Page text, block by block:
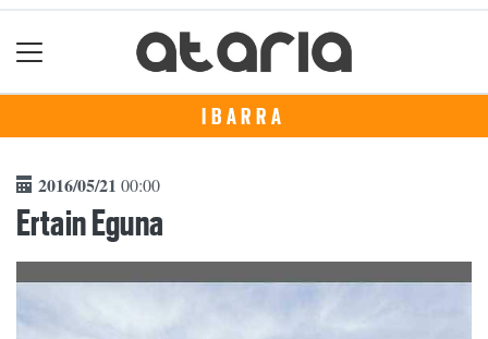
IBARRA
2016/05/21 00:00
Ertain Eguna